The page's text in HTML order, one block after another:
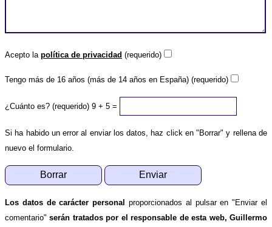
Acepto la política de privacidad (requerido)
Tengo más de 16 años (más de 14 años en España) (requerido)
¿Cuánto es? (requerido) 9 + 5 =
Si ha habido un error al enviar los datos, haz click en "Borrar" y rellena de
nuevo el formulario.
Los datos de carácter personal
proporcionados al pulsar en "Enviar el
comentario"serán tratados por el responsable de esta web, Guillermo